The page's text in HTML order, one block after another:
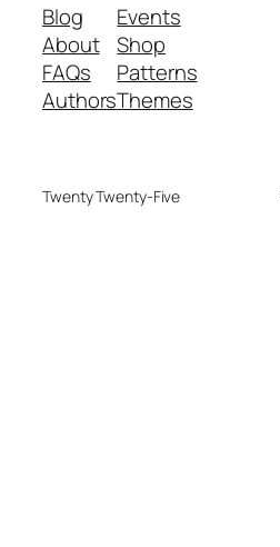
Blog
About
FAQs
Authors
Events
Shop
Patterns
Themes
Twenty Twenty-Five